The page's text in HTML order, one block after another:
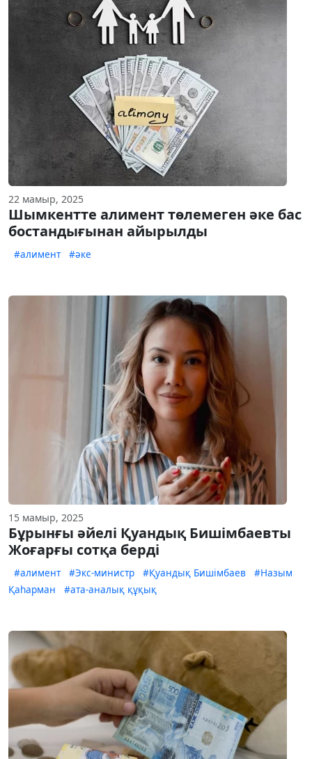
22 мамыр, 2025
Шымкентте алимент төлемеген әке бас
бостандығынан айырылды
#алимент #әке
15 мамыр, 2025
Бұрынғы әйелі Қуандық Бишімбаевты
Жоғарғы сотқа берді
#алимент #Экс-министр #Қуандық Бишімбаев
#Назым
Қаһарман
#ата-аналық құқық